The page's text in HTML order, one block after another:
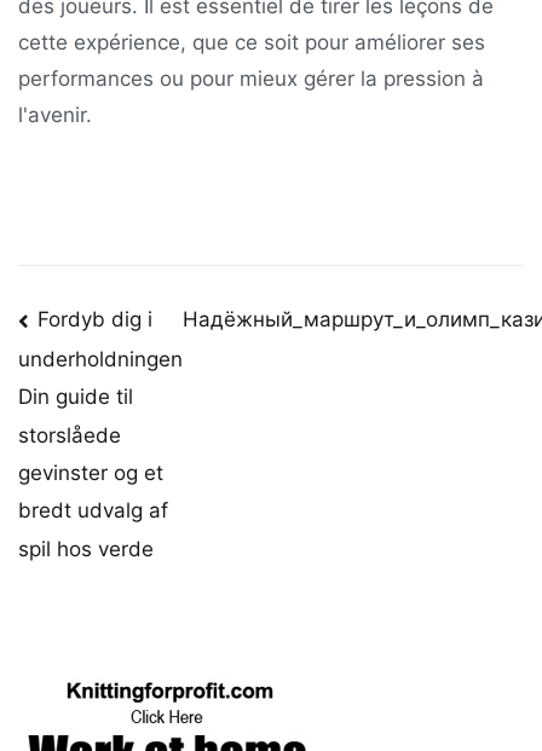
des joueurs. Il est essentiel de tirer les leçons de
cette expérience, que ce soit pour améliorer ses
performances ou pour mieux gérer la pression à
l'avenir.
Post
navigation
Fordyb dig i
underholdningen
Din guide til
storslåede
gevinster og et
bredt udvalg af
spil hos verde